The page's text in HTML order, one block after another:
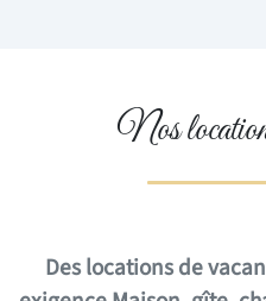
Nos
Des locations de